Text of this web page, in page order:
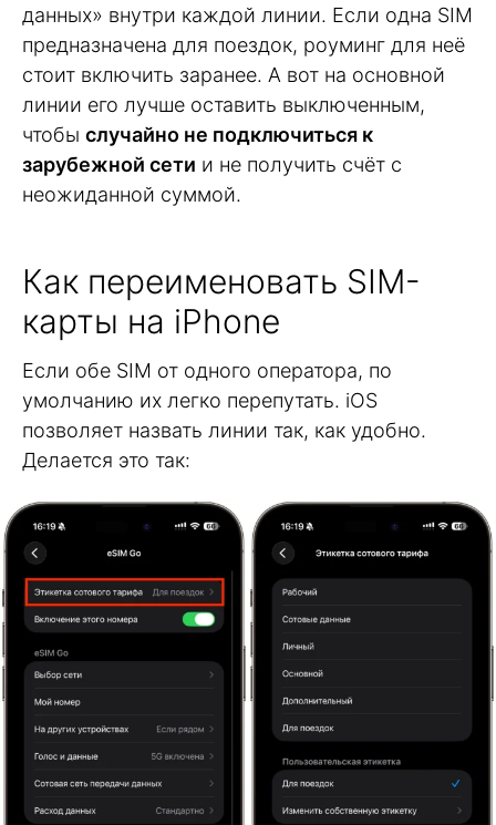
данных» внутри каждой линии. Если одна SIM
предназначена для поездок, роуминг для неё
стоит включить заранее. А вот на основной
линии его лучше оставить выключенным,
чтобы случайно не подключиться к
зарубежной сети и не получить счёт с
неожиданной суммой.
Как переименовать SIM-
карты на iPhone
Если обе SIM от одного оператора, по
умолчанию их легко перепутать. iOS
позволяет назвать линии так, как удобно.
Делается это так: